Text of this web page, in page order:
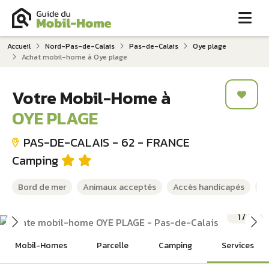
Accueil Nord-Pas-de-Calais Pas-de-Calais
Oye plage
Achat mobil-home à Oye plage
Votre Mobil-Home à
OYE PLAGE
PAS-DE-CALAIS - 62 - FRANCE
Camping
Bord de mer Animaux acceptés Accès handicapés
1/5
Mobil-Homes Parcelle Camping Services